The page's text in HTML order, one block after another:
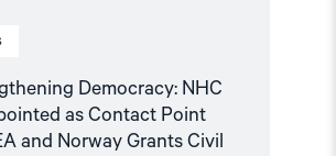
Democracy: NHC
as Contact Point
and Norway Grants Civil